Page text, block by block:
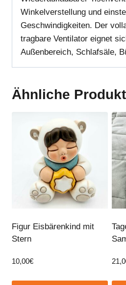
Winkelverstellung und
Geschwindigkeiten. Der
tragbare Ventilator eignet
Außenbereich, Schlafsäle,
Ähnliche
Figur Eisbärenkind mit
Stern
10,00€